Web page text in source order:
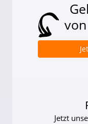
Jetzt